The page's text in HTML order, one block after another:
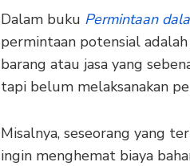
Dalam buku Permintaan
permintaan potensial
barang atau jasa yang
tapi belum melaksanakan
Misalnya, seseorang yang
ingin menghemat biaya